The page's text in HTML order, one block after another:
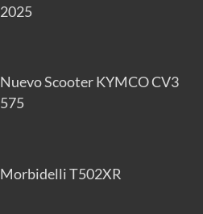
2025
Nuevo Scooter KYMCO CV3
575
Morbidelli T502XR